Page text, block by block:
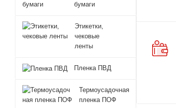
бумаги
Этикетки,
чековые
ленты
Пленка ПВД
Термоусадочная
пленка ПОФ